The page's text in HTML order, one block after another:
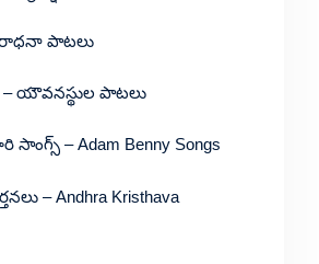
పాటలు
– యౌవనస్థుల పాటలు
– Adam Benny Songs
– Andhra Kristhava